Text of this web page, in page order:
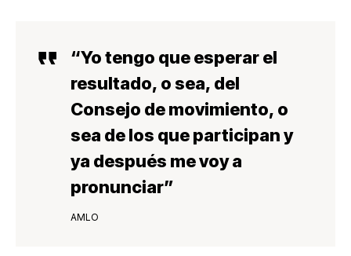
“Yo tengo que esperar el
resultado, o sea, del
Consejo de movimiento, o
sea de los que participan y
ya después me voy a
pronunciar”
AMLO